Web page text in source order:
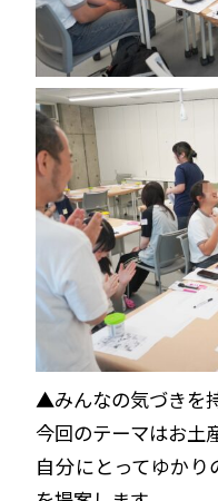
▲みんなの気づきを
今回のテーマはお土
自分にとってゆか